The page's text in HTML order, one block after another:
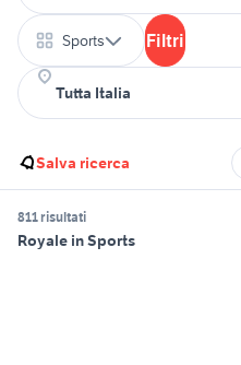
Sports Filtri
Salva ricerca
811 risultati
Royale in Sports